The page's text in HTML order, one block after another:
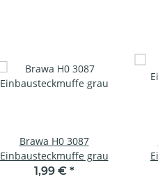
Brawa H0 3087
Einbausteckmuffe grau
1,99 € *